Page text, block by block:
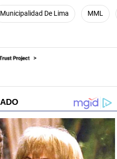
Municipalidad De Lima MML